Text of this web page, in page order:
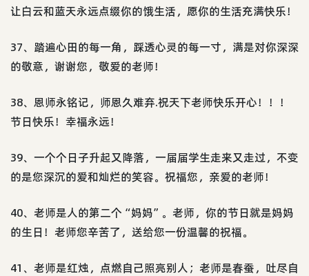
让白云和蓝天永远点缀你的饿生活，愿你的生活充满快乐！
37、踏遍心田的每一角，踩透心灵的每一寸，满是对你深深
的敬意，谢谢您，敬爱的老师！
38、恩师永铭记，师恩久难弃.祝天下老师快乐开心！！！
节日快乐！幸福永远！
39、一个个日子升起又降落，一届届学生走来又走过，不变
的是您深沉的爱和灿烂的笑容。祝福您，亲爱的老师！
40、老师是人的第二个“妈妈”。老师，你的节日就是妈妈
的生日！老师您辛苦了，送给您一份温馨的祝福。
41、老师是红烛，点燃自己照亮别人；老师是春蚕，吐尽自